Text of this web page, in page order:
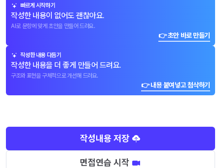
빠르게 시작하기
작성한 내용이 없어도 괜찮아요.
AI로 문항에 맞게 초안을 만들어 드려요.
👉 초안 바로 만들기
작성한 내용 다듬기
작성한 내용을 더 좋게 만들어 드려요.
구조와 표현을 구체적으로 개선해 드려요.
👉 내용 붙여넣고 첨삭하기
작성내용 저장
면접연습 시작